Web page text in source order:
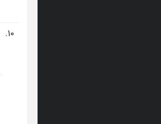
10.